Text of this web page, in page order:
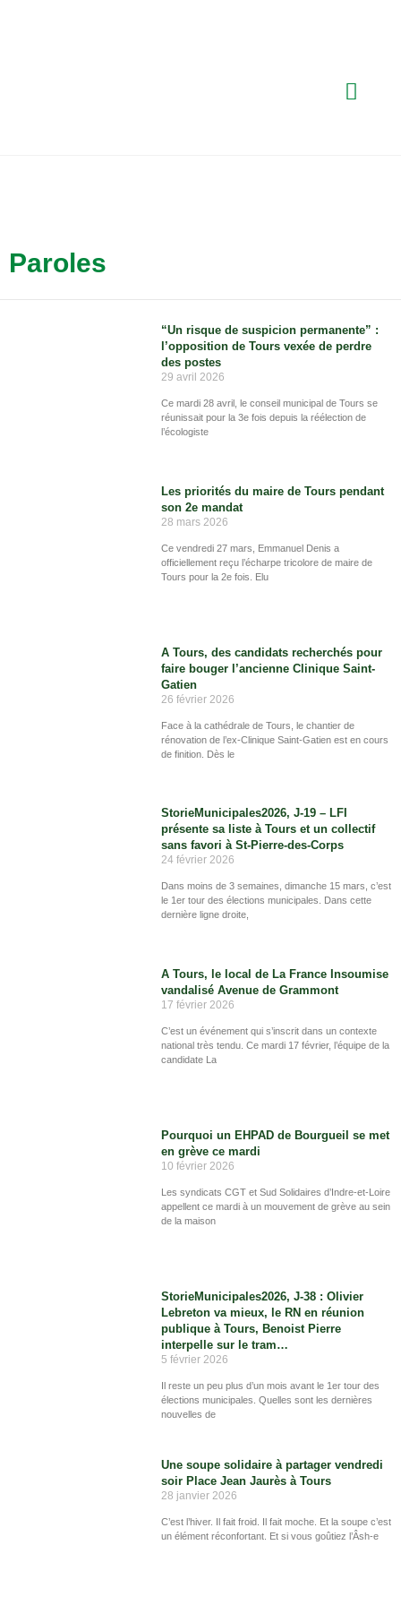
Paroles
“Un risque de suspicion permanente” :
l’opposition de Tours vexée de perdre
des postes
29 avril 2026
Ce mardi 28 avril, le conseil municipal de Tours se
réunissait pour la 3e fois depuis la réélection de
l’écologiste
Les priorités du maire de Tours pendant
son 2e mandat
28 mars 2026
Ce vendredi 27 mars, Emmanuel Denis a
officiellement reçu l’écharpe tricolore de maire de
Tours pour la 2e fois. Elu
A Tours, des candidats recherchés pour
faire bouger l’ancienne Clinique Saint-
Gatien
26 février 2026
Face à la cathédrale de Tours, le chantier de
rénovation de l’ex-Clinique Saint-Gatien est en cours
de finition. Dès le
StorieMunicipales2026, J-19 – LFI
présente sa liste à Tours et un collectif
sans favori à St-Pierre-des-Corps
24 février 2026
Dans moins de 3 semaines, dimanche 15 mars, c’est
le 1er tour des élections municipales. Dans cette
dernière ligne droite,
A Tours, le local de La France Insoumise
vandalisé Avenue de Grammont
17 février 2026
C’est un événement qui s’inscrit dans un contexte
national très tendu. Ce mardi 17 février, l’équipe de la
candidate La
Pourquoi un EHPAD de Bourgueil se met
en grève ce mardi
10 février 2026
Les syndicats CGT et Sud Solidaires d’Indre-et-Loire
appellent ce mardi à un mouvement de grève au sein
de la maison
StorieMunicipales2026, J-38 : Olivier
Lebreton va mieux, le RN en réunion
publique à Tours, Benoist Pierre
interpelle sur le tram…
5 février 2026
Il reste un peu plus d’un mois avant le 1er tour des
élections municipales. Quelles sont les dernières
nouvelles de
Une soupe solidaire à partager vendredi
soir Place Jean Jaurès à Tours
28 janvier 2026
C’est l’hiver. Il fait froid. Il fait moche. Et la soupe c’est
un élément réconfortant. Et si vous goûtiez l’Âsh-e